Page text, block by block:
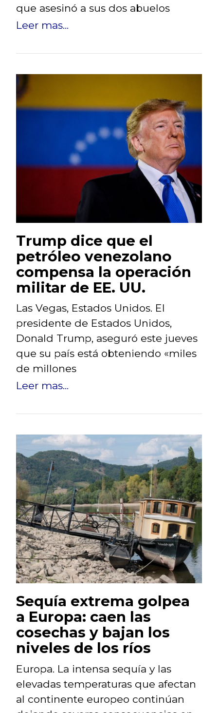
que asesinó a sus dos abuelos
Leer mas...
Trump dice que el
petróleo venezolano
compensa la operación
militar de EE. UU.
Las Vegas, Estados Unidos. El
presidente de Estados Unidos,
Donald Trump, aseguró este jueves
que su país está obteniendo «miles
de millones
Leer mas...
Sequía extrema golpea
a Europa: caen las
cosechas y bajan los
niveles de los ríos
Europa. La intensa sequía y las
elevadas temperaturas que afectan
al continente europeo continúan